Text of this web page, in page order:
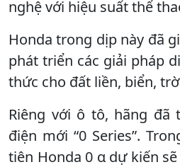
nghệ với hiệu suất thể
Honda trong dịp này đã
phát triển các giải pháp
thức cho đất liền, biển,
Riêng với ô tô, hãng đã
điện mới “0 Series”.
tiên Honda 0 α dự kiến